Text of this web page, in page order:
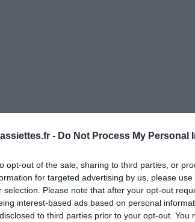
- Do Not Process My Personal
opt-out of the sale, sharing to third parties, or
for targeted advertising by us, please
selection. Please note that after your opt-out
interest-based ads based on personal
to third parties prior to your opt-out. You